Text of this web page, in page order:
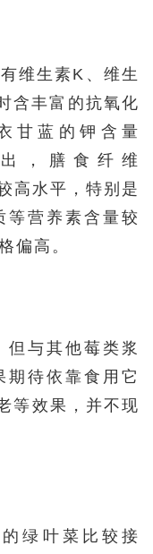
维生素K、维生
含丰富的抗氧化
甘蓝的钾含量
，膳食纤维
高水平，特别是
等营养素含量较
偏高。
与其他莓类浆
期待依靠食用它
等效果，并不现
绿叶菜比较接